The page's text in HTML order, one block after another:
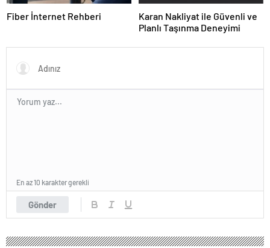
Fiber İnternet Rehberi
Karan Nakliyat ile Güvenli ve
Planlı Taşınma Deneyimi
Gönder
En az 10 karakter gerekli